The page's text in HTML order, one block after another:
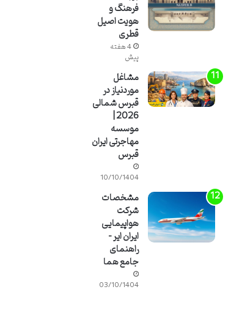
فرهنگ و
هویت اصیل
قطری
4 هفته
پیش
مشاغل
موردنیاز در
قبرس شمالی
2026 |
موسسه
مهاجرتی ایران
قبرس
10/10/1404
مشخصات
شرکت
هواپیمایی
ایران ایر –
راهنمای
جامع هما
03/10/1404